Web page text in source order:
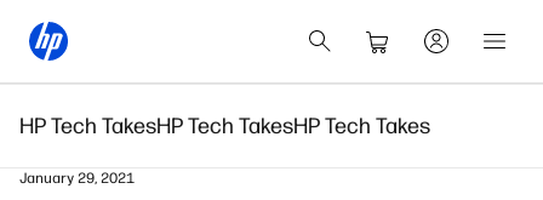
HP Tech TakesHP Tech TakesHP Tech Takes
January 29, 2021